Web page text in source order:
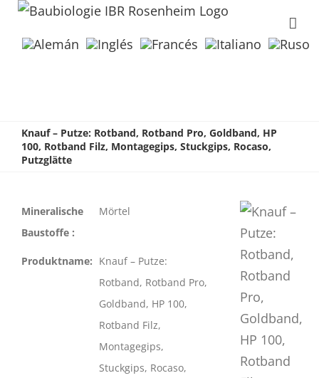
Knauf – Putze: Rotband, Rotband Pro, Goldband, HP
100, Rotband Filz, Montagegips, Stuckgips, Rocaso,
Putzglätte
Mineralische
Baustoffe :
Mörtel
Produktname: Knauf – Putze:
Rotband, Rotband Pro,
Goldband, HP 100,
Rotband Filz,
Montagegips,
Stuckgips, Rocaso,